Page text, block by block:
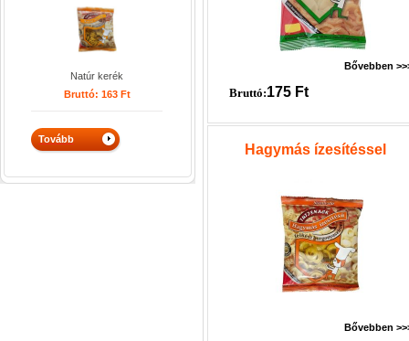
Natúr kerék
Bruttó: 163 Ft
Bővebben
Bruttó:175 Ft
Hagymás ízesítéssel
Bővebben